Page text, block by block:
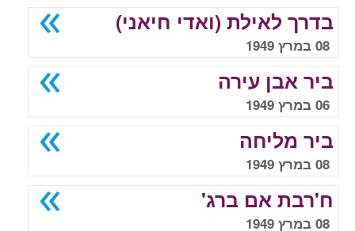
בדרך לאילת (ואדי חיאני)
08 במרץ 1949
ביר אבן עירה
06 במרץ 1949
ביר מליחה
08 במרץ 1949
ח'רבת אם ברג'
08 במרץ 1949